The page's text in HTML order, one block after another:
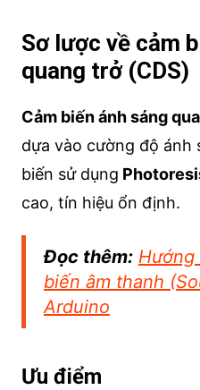
Sơ lược về cảm
quang trở (CDS)
Cảm biến ánh sáng
dựa vào cường độ ánh
biến sử dụng
cao, tín hiệu ổn định.
Đọc thêm: Hướng
biến âm thanh
Arduino
Ưu điểm